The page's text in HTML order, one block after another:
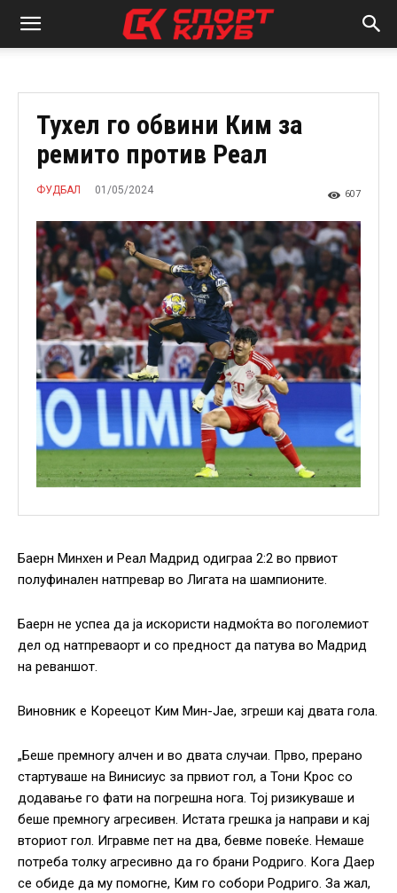
Тухел го обвини Ким за
ремито против Реал
ФУДБАЛ 01/05/2024 607
Баерн Минхен и Реал Мадрид одиграа 2:2 во првиот
полуфинален натпревар во Лигата на шампионите.
Баерн не успеа да ја искористи надмоќта во поголемиот
дел од натпреваорт и со предност да патува во Мадрид
на реваншот.
Виновник е Кореецот Ким Мин-Јае, згреши кај двата гола.
„Беше премногу алчен и во двата случаи. Прво, прерано
стартуваше на Винисиус за првиот гол, а Тони Крос со
додавање го фати на погрешна нога. Тој ризикуваше и
беше премногу агресивен. Истата грешка ја направи и кај
вториот гол. Игравме пет на два, бевме повеќе. Немаше
потреба толку агресивно да го брани Родриго. Кога Даер
се обиде да му помогне, Ким го собори Родриго. За жал,